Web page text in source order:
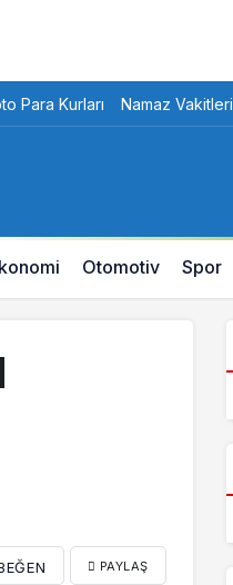
Para Kurları Namaz Vakitleri
Otomotiv Spor
PAYLAŞ